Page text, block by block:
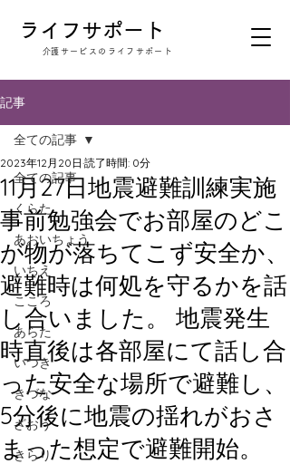
​ライフサポート
​介護サービスのライフサポート
記事
全ての記事
くらた
あおいちょう
いちえ
こころ
あらた
いつき
きづな
ざおう
きらり
全ての記事
11月27日地震避難訓練実施
事前勉強会でお部屋のどこ
が物が落ちてこず安全か、
避難時は何処を守るかを話
し合いました。 地震発生
時直後は各部屋にて話し合
った安全な場所で避難し、
5分後に地震の揺れがおさ
まった想定で避難開始。
2023年12月20日 読了時間: 0分